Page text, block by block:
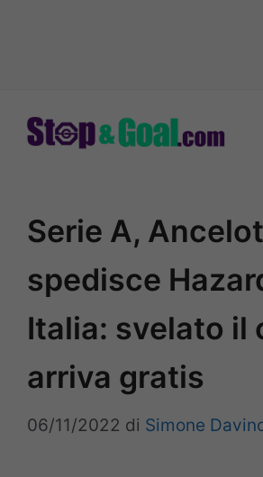
Serie A,
spedisce
Italia: svelato il
arriva gratis
06/11/2022 di Simone